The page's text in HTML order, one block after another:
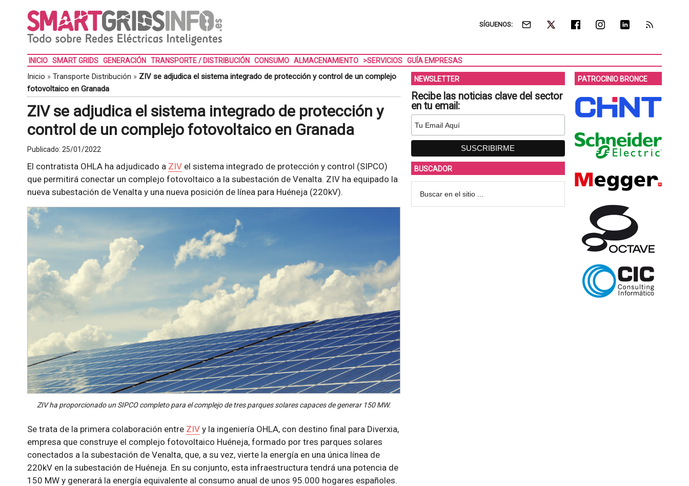
SÍGUENOS:
INICIO SMART GRIDS GENERACIÓN TRANSPORTE / DISTRIBUCIÓN CONSUMO ALMACENAMIENTO >SERVICIOS GUÍA EMPRESAS
Inicio » Transporte Distribución » ZIV se adjudica el sistema integrado de protección y control de un complejo
fotovoltaico en Granada
ZIV se adjudica el sistema integrado de protección y
control de un complejo fotovoltaico en Granada
Publicado: 25/01/2022
El contratista OHLA ha adjudicado a ZIVel sistema integrado de protección y control (SIPCO)
que permitirá conectar un complejo fotovoltaico a la subestación de Venalta. ZIV ha equipado la
nueva subestación de Venalta y una nueva posición de línea para Huéneja (220kV).
ZIV ha proporcionado un SIPCO completo para el complejo de tres parques solares capaces de generar 150 MW.
Se trata de la primera colaboración entre ZIVy la ingeniería OHLA, con destino final para Diverxia,
empresa que construye el complejo fotovoltaico Huéneja, formado por tres parques solares
conectados a la subestación de Venalta, que, a su vez, vierte la energía en una única línea de
220kV en la subestación de Huéneja. En su conjunto, esta infraestructura tendrá una potencia de
150 MW y generará la energía equivalente al consumo anual de unos 95.000 hogares españoles.
NEWSLETTER
Recibe las noticias clave del sector
en tu email:
BUSCADOR
PATROCINIO BRONCE